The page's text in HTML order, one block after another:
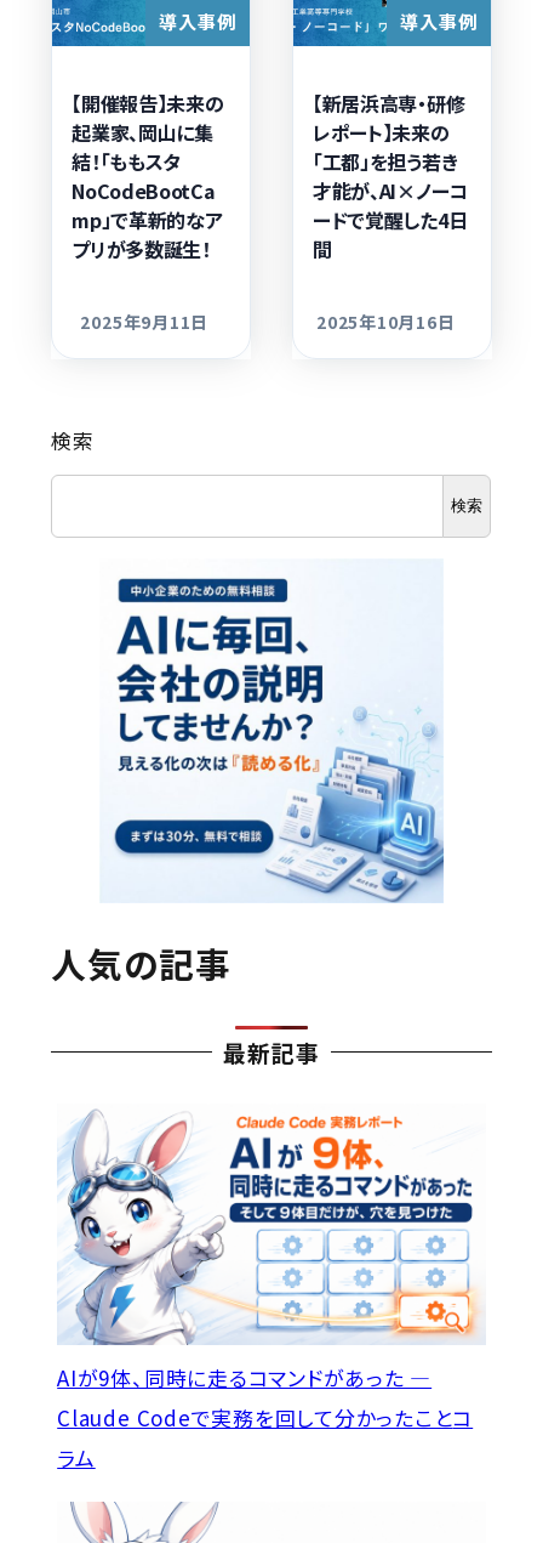
導入事例
【開催報告】未来の
起業家、岡山に集
結！「ももスタ
NoCodeBootCa
mp」で革新的なア
プリが多数誕生！
更新日
2025年9月11日
導入事例
【新居浜高専・研修
レポート】未来の
「工都」を担う若き
才能が、AI×ノーコ
ードで覚醒した4日
間
更新日
2025年10月16日
検索
検索
人気の記事
最新記事
AIが9体、同時に走るコマンドがあった —
Claude Codeで実務を回して分かったことコ
ラム